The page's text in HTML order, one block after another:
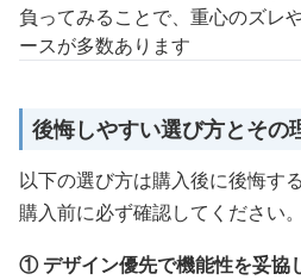
負ってみることで、重心のズレ
ースが多数あります
後悔しやすい選び方とその
以下の選び方は購入後に後悔す
購入前に必ず確認してください。
① デザイン優先で機能性を妥協